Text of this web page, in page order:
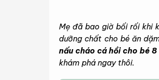
Mẹ đã bao giờ bối rối khi
dưỡng chất cho bé ăn
nấu cháo cá hồi cho bé
khám phá ngay thôi.